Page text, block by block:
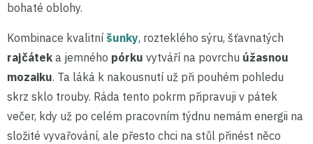
bohaté oblohy.
Kombinace kvalitní šunky, rozteklého sýru, šťavnatých
rajčátek a jemného pórku vytváří na povrchu úžasnou
mozaiku. Ta láká k nakousnutí už při pouhém pohledu
skrz sklo trouby. Ráda tento pokrm připravuji v pátek
večer, kdy už po celém pracovním týdnu nemám energii na
složité vyvařování, ale přesto chci na stůl přinést něco